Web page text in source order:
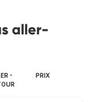
aller-
-
PRIX